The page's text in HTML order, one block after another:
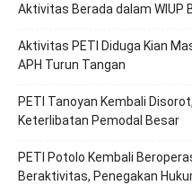
Aktivitas Berada dalam WIUP
Aktivitas PETI Diduga Kian
APH Turun Tangan
PETI Tanoyan Kembali
Keterlibatan Pemodal Besar
PETI Potolo Kembali
Beraktivitas, Penegakan